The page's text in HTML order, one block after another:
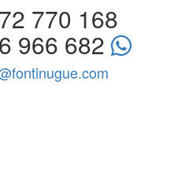
770 168
966 682